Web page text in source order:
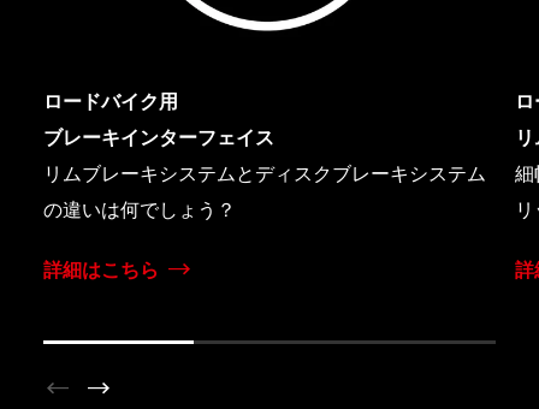
ロードバイク用
ブレーキインターフェイス
リムブレーキシステムとディスクブレーキシステム
の違いは何でしょう？
詳細はこちら 詳